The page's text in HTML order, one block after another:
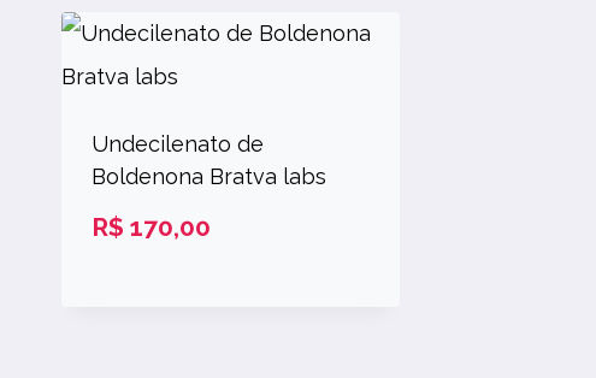
Undecilenato de
Boldenona Bratva labs
R$ 170,00